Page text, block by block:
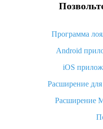
Что делать, если
Как узнать, куда
Вы отменили заказ на
Что такое баллы на
«AliExpress Standard
как его
Как покупать
Программа
Android
iOS
Расширение
Расширение